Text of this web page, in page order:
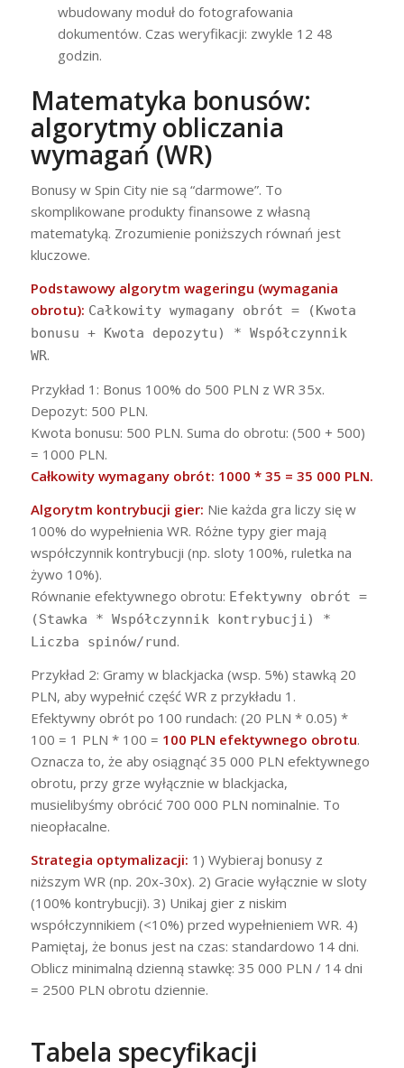
wbudowany moduł do fotografowania
dokumentów. Czas weryfikacji: zwykle 12 48
godzin.
Matematyka bonusów:
algorytmy obliczania
wymagań (WR)
Bonusy w Spin City nie są “darmowe”. To
skomplikowane produkty finansowe z własną
matematyką. Zrozumienie poniższych równań jest
kluczowe.
Podstawowy algorytm wageringu (wymagania
obrotu): Całkowity wymagany obrót = (Kwota
bonusu + Kwota depozytu) * Współczynnik
WR.
Przykład 1: Bonus 100% do 500 PLN z WR 35x.
Depozyt: 500 PLN.
Kwota bonusu: 500 PLN. Suma do obrotu: (500 + 500)
= 1000 PLN.
Całkowity wymagany obrót: 1000 * 35 = 35 000 PLN.
Algorytm kontrybucji gier: Nie każda gra liczy się w
100% do wypełnienia WR. Różne typy gier mają
współczynnik kontrybucji (np. sloty 100%, ruletka na
żywo 10%).
Równanie efektywnego obrotu: Efektywny obrót =
(Stawka * Współczynnik kontrybucji) *
Liczba spinów/rund.
Przykład 2: Gramy w blackjacka (wsp. 5%) stawką 20
PLN, aby wypełnić część WR z przykładu 1.
Efektywny obrót po 100 rundach: (20 PLN * 0.05) *
100 = 1 PLN * 100 = 100 PLN efektywnego obrotu.
Oznacza to, że aby osiągnąć 35 000 PLN efektywnego
obrotu, przy grze wyłącznie w blackjacka,
musielibyśmy obrócić 700 000 PLN nominalnie. To
nieopłacalne.
Strategia optymalizacji: 1) Wybieraj bonusy z
niższym WR (np. 20x-30x). 2) Gracie wyłącznie w sloty
(100% kontrybucji). 3) Unikaj gier z niskim
współczynnikiem (<10%) przed wypełnieniem WR. 4)
Pamiętaj, że bonus jest na czas: standardowo 14 dni.
Oblicz minimalną dzienną stawkę: 35 000 PLN / 14 dni
= 2500 PLN obrotu dziennie.
Tabela specyfikacji